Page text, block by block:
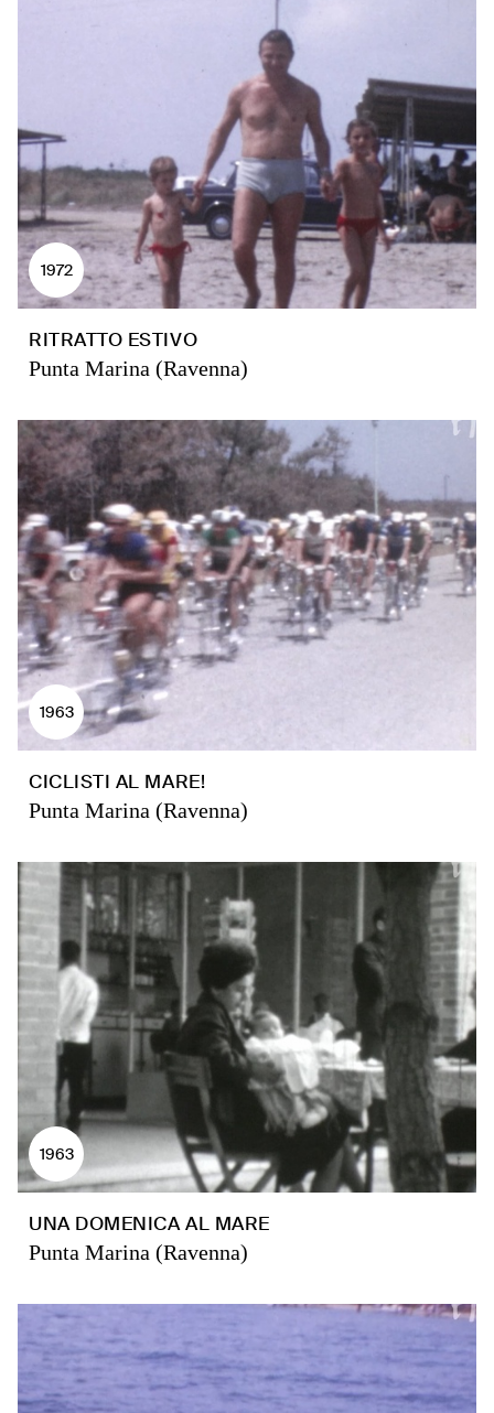
1972
RITRATTO ESTIVO
Punta Marina (Ravenna)
1963
CICLISTI AL MARE!
Punta Marina (Ravenna)
1963
UNA DOMENICA AL MARE
Punta Marina (Ravenna)